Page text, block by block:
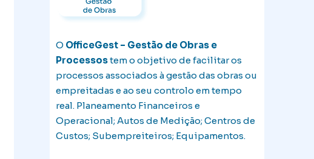
O OfficeGest – Gestão de Obras e
Processostem o objetivo de facilitar os
processos associados à gestão das obras ou
empreitadas e ao seu controlo em tempo
real. Planeamento Financeiros e
Operacional; Autos de Medição; Centros de
Custos; Subempreiteiros; Equipamentos.